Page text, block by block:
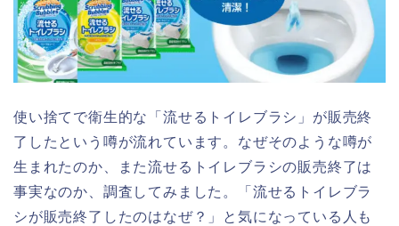
使い捨てで衛生的な「流せるトイレブラシ」が販売終
了したという噂が流れています。なぜそのような噂が
生まれたのか、また流せるトイレブラシの販売終了は
事実なのか、調査してみました。「流せるトイレブラ
シが販売終了したのはなぜ？」と気になっている人も